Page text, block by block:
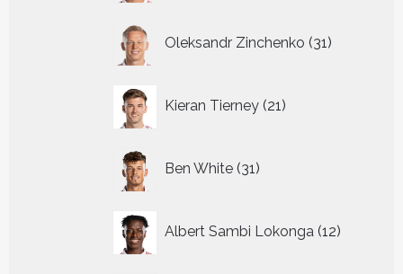
Oleksandr Zinchenko 31
producten
Kieran Tierney 21
producten
Ben White 31
producten
Albert Sambi Lokonga 12